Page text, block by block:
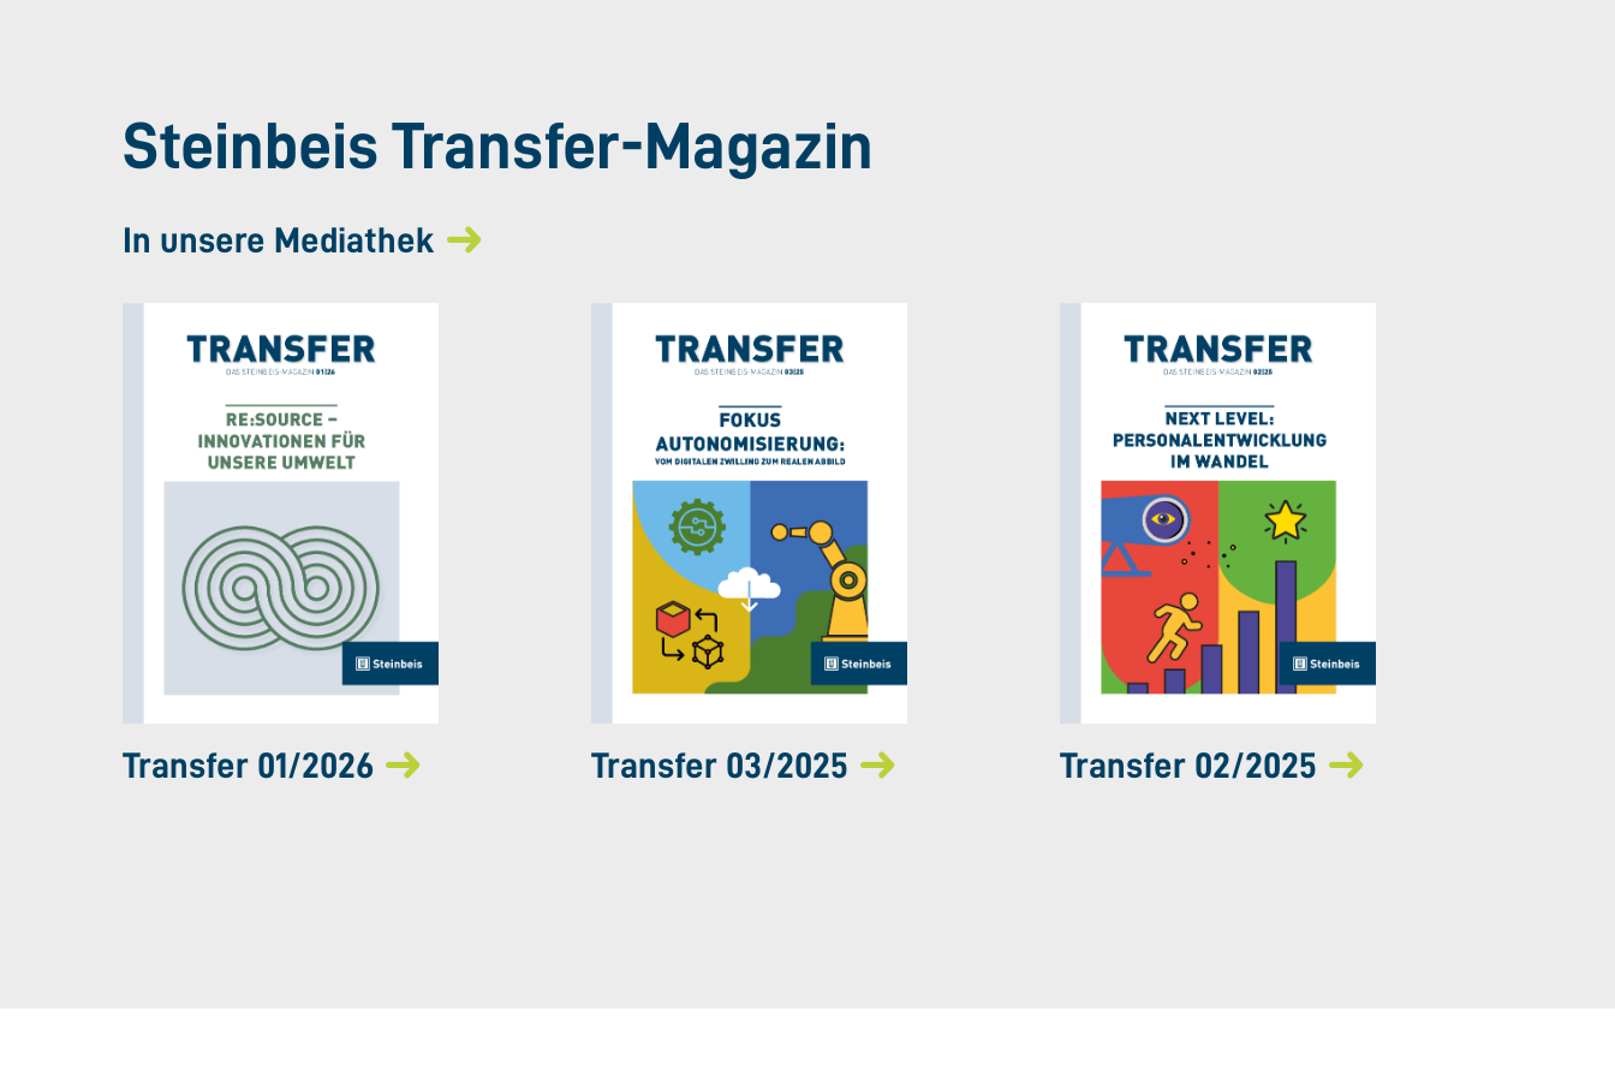
Steinbeis Transfer-Magazin
In unsere Mediathek
Transfer 01/2026 Transfer 03/2025 Transfer 02/2025